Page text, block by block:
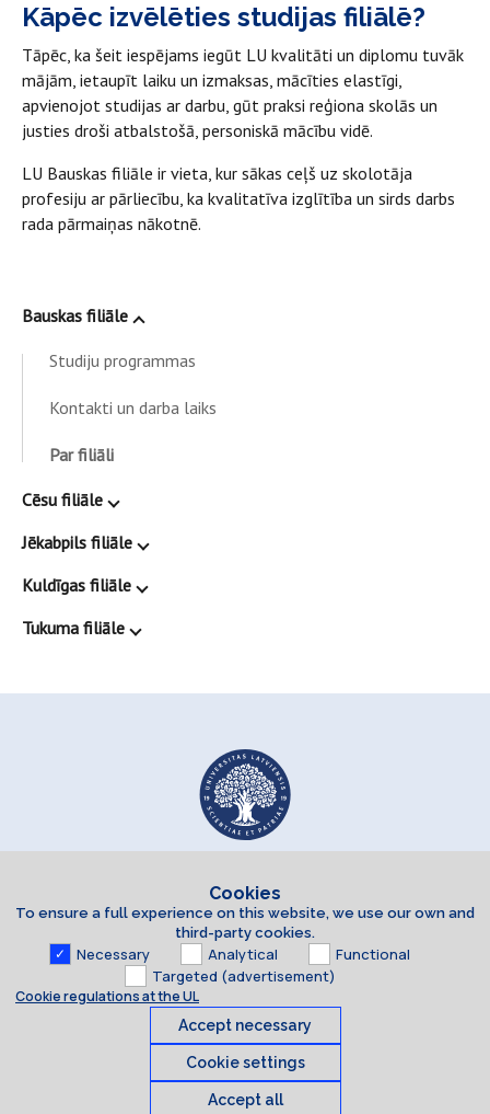
Kāpēc izvēlēties studijas filiālē?
Tāpēc, ka šeit iespējams iegūt LU kvalitāti un diplomu tuvāk
mājām, ietaupīt laiku un izmaksas, mācīties elastīgi,
apvienojot studijas ar darbu, gūt praksi reģiona skolās un
justies droši atbalstošā, personiskā mācību vidē.
LU Bauskas filiāle ir vieta, kur sākas ceļš uz skolotāja
profesiju ar pārliecību, ka kvalitatīva izglītība un sirds darbs
rada pārmaiņas nākotnē.
Bauskas filiāle
Studiju programmas
Kontakti un darba laiks
Par filiāli
Cēsu filiāle
Jēkabpils filiāle
Kuldīgas filiāle
Tukuma filiāle
Cookies
To ensure a full experience on this website, we use our own and
third-party cookies.
Necessary Analytical
Functional
Targeted (advertisement)
Cookie regulations at the UL
Accept necessary
Cookie settings
Accept all